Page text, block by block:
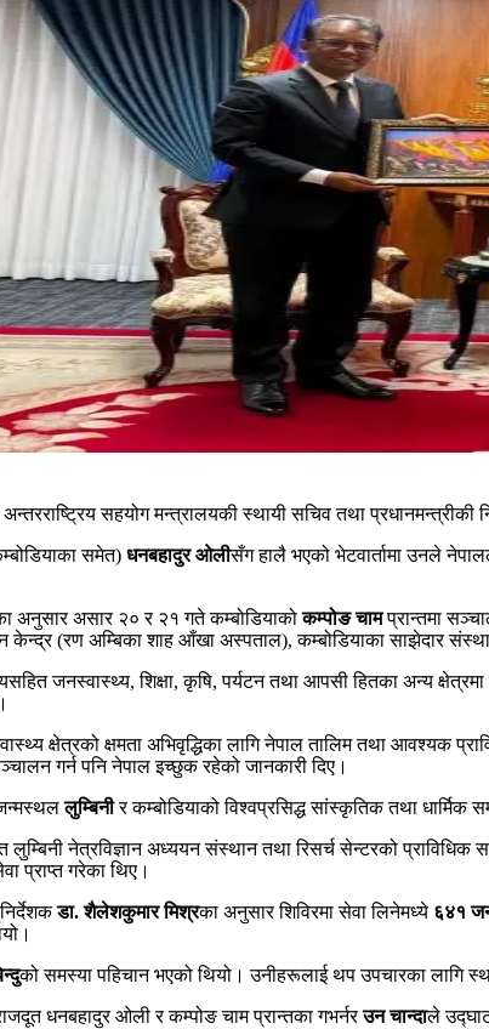
सहयोग मन्त्रालयकी स्थायी सचिव तथा प्रधानमन्त्रीकी
समेत) धनबहादुर ओलीसँग हालै भएको भेटवार्तामा उनले
अनुसार असार २० र २१ गते कम्बोडियाकोकम्पोङ चामप्रान्तमा
(रण अम्बिका शाह आँखा अस्पताल), कम्बोडियाका साझेदार
जनस्वास्थ्य, शिक्षा, कृषि, पर्यटन तथा आपसी हितका अन्य
क्षेत्रको क्षमता अभिवृद्धिका लागि नेपाल तालिम तथा आवश्यक
गर्न पनि नेपाल इच्छुक रहेको जानकारी दिए।
जन्मस्थललुम्बिनीर कम्बोडियाको विश्वप्रसिद्ध सांस्कृतिक तथा धार्मिक
लुम्बिनी नेत्रविज्ञान अध्ययन संस्थान तथा रिसर्च सेन्टरको प्राविधिक
प्राप्त गरेका थिए।
डा. शैलेशकुमार मिश्रका अनुसार शिविरमा सेवा लिनेमध्ये ६४१
को समस्या पहिचान भएको थियो। उनीहरूलाई थप उपचारका लागि
धनबहादुर ओली र कम्पोङ चाम प्रान्तका गभर्नरउन चान्दाले